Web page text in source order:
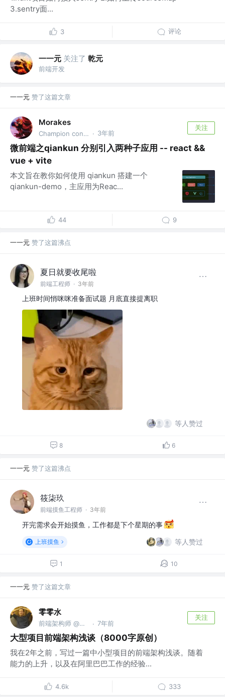
3.sentry面...
3 评论
一一元 关注了 乾元
前端开发
一一元 赞了这篇文章
Morakes
Champion contestant · 3年前
关注
微前端之qiankun 分别引入两种子应用 -- react &&
vue + vite
本文旨在教你如何使用 qiankun 搭建一个
qiankun-demo，主应用为Reac...
44 9
一一元 赞了这篇沸点
夏日就要收尾啦
前端工程师 · 3年前
上班时间悄咪咪准备面试题 月底直接提离职
等人赞过
8 6
一一元 赞了这篇沸点
筱柒玖
前端摸鱼工程师 · 3年前
开完需求会开始摸鱼，工作都是下个星期的事
上班摸鱼 等人赞过
1 10
一一元 赞了这篇文章
零零水
前端架构师 @咸鱼ing，热爱桌游主机 · 7年前
关注
大型项目前端架构浅谈（8000字原创）
我在2年之前，写过一篇中小型项目的前端架构浅谈。随着
能力的上升，以及在阿里巴巴工作的经验...
4.6k 333